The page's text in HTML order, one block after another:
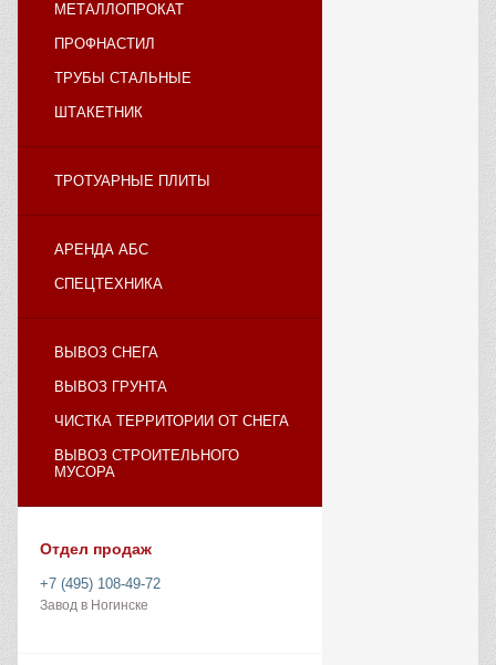
МЕТАЛЛОПРОКАТ
ПРОФНАСТИЛ
ТРУБЫ СТАЛЬНЫЕ
ШТАКЕТНИК
ТРОТУАРНЫЕ ПЛИТЫ
АРЕНДА АБС
СПЕЦТЕХНИКА
ВЫВОЗ СНЕГА
ВЫВОЗ ГРУНТА
ЧИСТКА ТЕРРИТОРИИ ОТ СНЕГА
ВЫВОЗ СТРОИТЕЛЬНОГО
МУСОРА
Отдел продаж
+7 (495) 108-49-72
Завод в Ногинске